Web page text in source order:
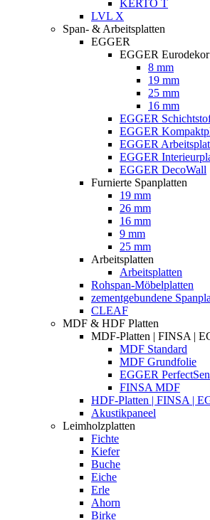
KERTO T
LVL X
Span- & Arbeitsplatten
EGGER
EGGER Eurodekor
8 mm
19 mm
25 mm
16 mm
EGGER
EGGER
EGGER
EGGER
EGGER DecoWall
Furnierte Spanplatten
19 mm
26 mm
16 mm
9 mm
25 mm
Arbeitsplatten
Arbeitsplatten
Rohspan-Möbelplatten
zementgebundene
CLEAF
MDF & HDF Platten
MDF-Platten | FINSA |
MDF Standard
MDF Grundfolie
EGGER
FINSA MDF
HDF-Platten | FINSA |
Akustikpaneel
Leimholzplatten
Fichte
Kiefer
Buche
Eiche
Erle
Ahorn
Birke